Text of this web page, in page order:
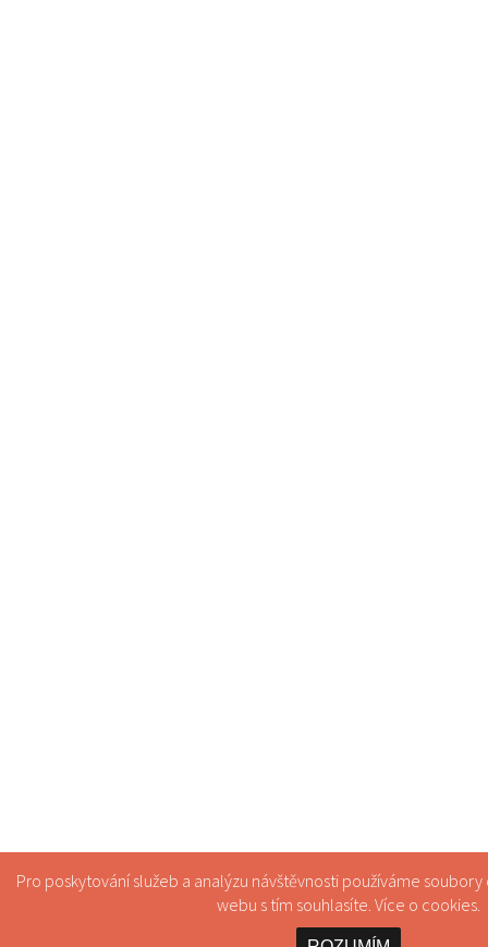
Pro poskytování služeb a analýzu návštěvnosti používáme
webu s tím souhlasíte. Více o cookies.